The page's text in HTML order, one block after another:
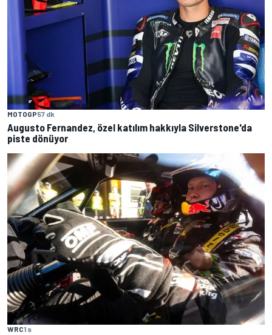
MOTOGP57 dk
Augusto Fernandez, özel katılım hakkıyla Silverstone'da
piste dönüyor
WRC1 s